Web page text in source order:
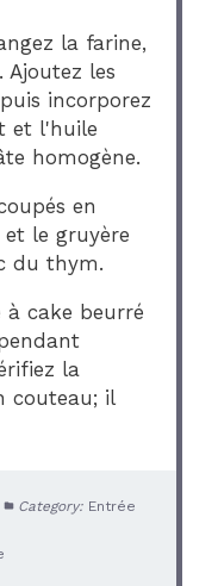
la farine,
les
incorporez
et l'huile
homogène.
en
le gruyère
du thym.
à cake beurré
la
couteau; il
Category: Entrée